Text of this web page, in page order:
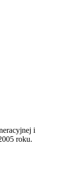
i
roku.